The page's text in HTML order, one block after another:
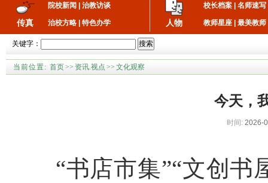
传真
院校新闻 治教访谈
治校方略 特色办学 人物
校长档案 名师速写
教师星座 最美教师
关键字： 搜索
当前位置: 首页>> 资讯.视点 >> 文化观察
今天，
时间: 2026-
“书店市集”“文创书